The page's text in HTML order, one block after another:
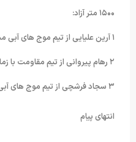
۱۵۰۰ متر آزاد:
۲ رهام پیروانی از تیم مقاومت با زمان ۱۷.۳۵.۲۹ و امتیاز ۵۶۲
۳ سجاد فرشچی از تیم موج های آبی مشهد با زمان ۱۸.۱۶.۶۸ و امتیاز ۵۰۱
انتهای پیام